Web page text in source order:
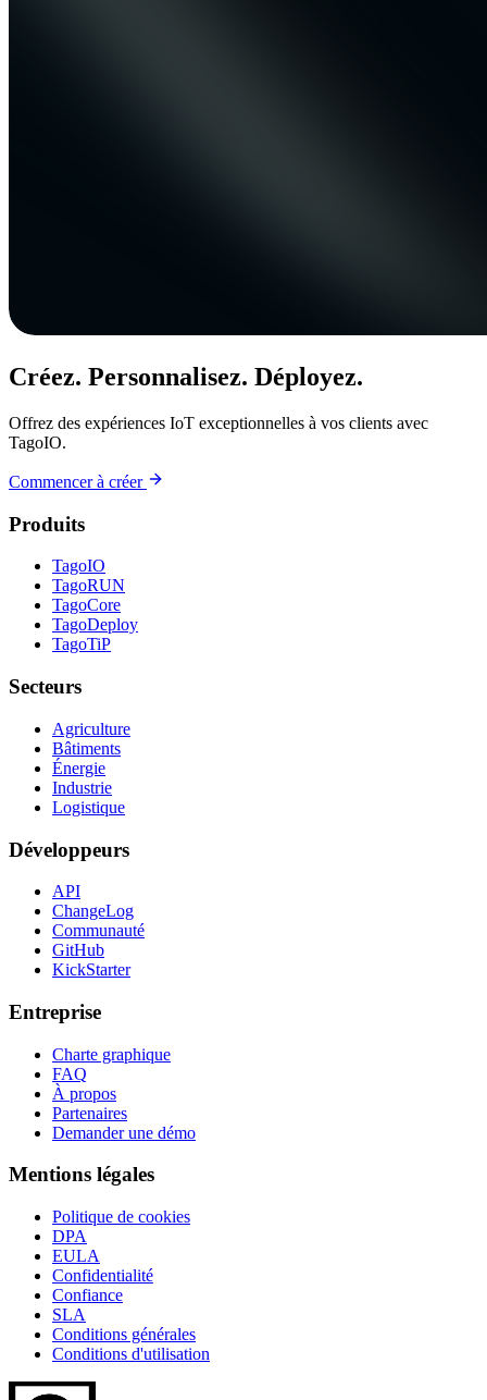
Créez. Personnalisez. Déployez.
Offrez des expériences IoT exceptionnelles à vos clients avec
TagoIO.
Commencer à créer
Produits
TagoIO
TagoRUN
TagoCore
TagoDeploy
TagoTiP
Secteurs
Agriculture
Bâtiments
Énergie
Industrie
Logistique
Développeurs
API
ChangeLog
Communauté
GitHub
KickStarter
Entreprise
Charte graphique
FAQ
À propos
Partenaires
Demander une démo
Mentions légales
Politique de cookies
DPA
EULA
Confidentialité
Confiance
SLA
Conditions générales
Conditions d'utilisation